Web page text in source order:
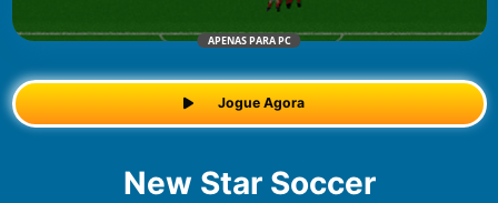
APENAS PARA PC
Jogue Agora
New Star Soccer